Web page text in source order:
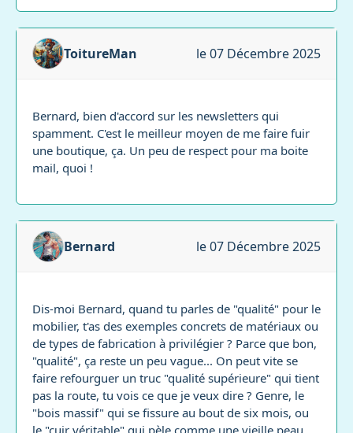
ToitureMan le 07 Décembre 2025
Bernard, bien d'accord sur les newsletters qui
spamment. C'est le meilleur moyen de me faire fuir
une boutique, ça. Un peu de respect pour ma boite
mail, quoi !
Bernard le 07 Décembre 2025
Dis-moi Bernard, quand tu parles de "qualité" pour le
mobilier, t'as des exemples concrets de matériaux ou
de types de fabrication à privilégier ? Parce que bon,
"qualité", ça reste un peu vague... On peut vite se
faire refourguer un truc "qualité supérieure" qui tient
pas la route, tu vois ce que je veux dire ? Genre, le
"bois massif" qui se fissure au bout de six mois, ou
le "cuir véritable" qui pèle comme une vieille peau...